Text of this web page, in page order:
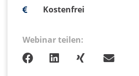
Kostenfrei
Webinar teilen: